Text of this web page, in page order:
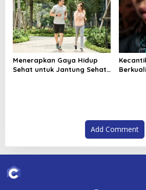
Menerapkan Gaya Hidup
Sehat untuk Jantung Sehat
Add Comment